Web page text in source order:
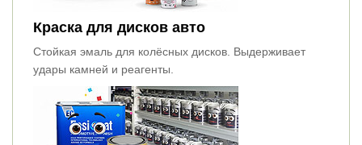
Краска для дисков авто
Стойкая эмаль для колёсных дисков. Выдерживает
удары камней и реагенты.